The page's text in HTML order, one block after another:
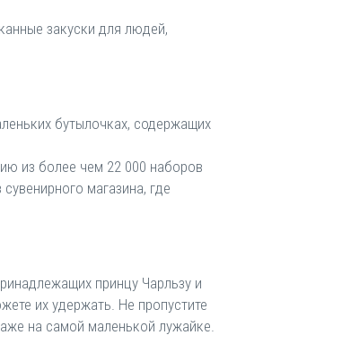
закуски для людей,
бутылочках, содержащих
из более чем 22 000 наборов
магазина, где
принцу Чарльзу и
их удержать. Не пропустите
на самой маленькой лужайке.